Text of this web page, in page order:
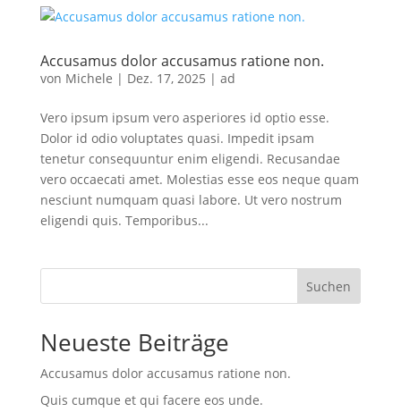
Accusamus dolor accusamus ratione non.
von Michele | Dez. 17, 2025 | ad
Vero ipsum ipsum vero asperiores id optio esse.
Dolor id odio voluptates quasi. Impedit ipsam
tenetur consequuntur enim eligendi. Recusandae
vero occaecati amet. Molestias esse eos neque quam
nesciunt numquam quasi labore. Ut vero nostrum
eligendi quis. Temporibus...
Suchen
Neueste Beiträge
Accusamus dolor accusamus ratione non.
Quis cumque et qui facere eos unde.